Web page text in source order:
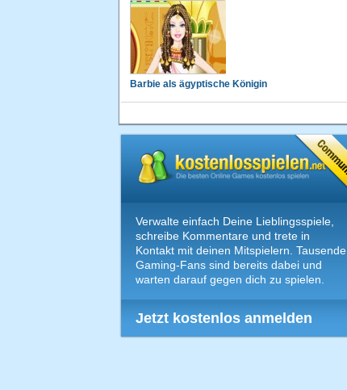
Barbie als ägyptische Königin
Verwalte einfach Deine Lieblingsspiele,
schreibe Kommentare und trete in
Kontakt mit deinen Mitspielern. Tausende
Gaming-Fans sind bereits dabei und
warten darauf gegen dich zu spielen.
Jetzt kostenlos anmelden